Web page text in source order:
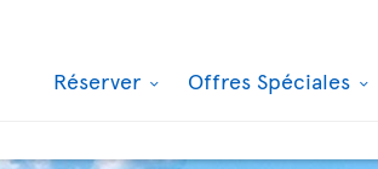
Réserver Offres Spéciales